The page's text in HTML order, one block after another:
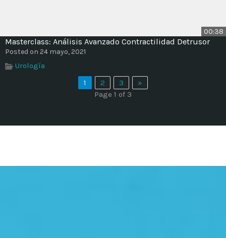
00:38
Masterclass: Análisis Avanzado Contractilidad Detrusor
Posted on 24 mayo, 2021
Urología
1
2 3
»
Page 1 of 3